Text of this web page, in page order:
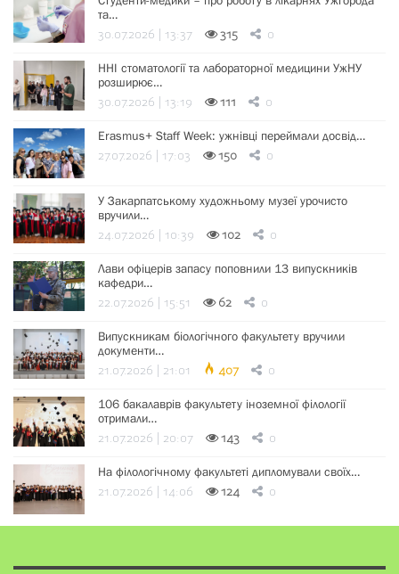
та…
30.07.2026 | 13:37 315 0
ННІ стоматології та лабораторної медицини УжНУ
розширює…
30.07.2026 | 13:19 111 0
Erasmus+ Staff Week: ужнівці переймали досвід…
27.07.2026 | 17:03 150 0
У Закарпатському художньому музеї урочисто
вручили…
24.07.2026 | 10:39 102 0
Лави офіцерів запасу поповнили 13 випускників
кафедри…
22.07.2026 | 15:51 62 0
Випускникам біологічного факультету вручили
документи…
21.07.2026 | 21:01 407 0
106 бакалаврів факультету іноземної філології
отримали…
21.07.2026 | 20:07 143 0
На філологічному факультеті дипломували своїх…
21.07.2026 | 14:06 124 0